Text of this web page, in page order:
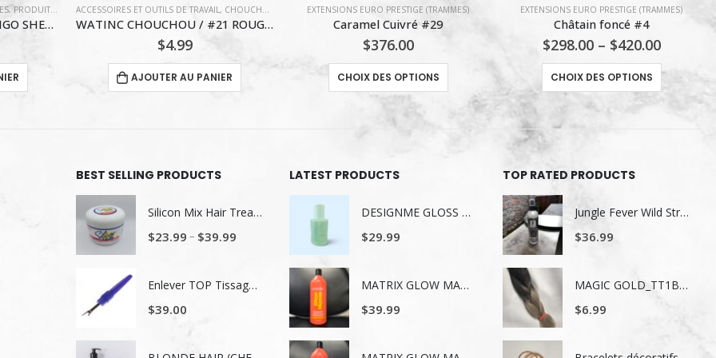
,CHOUCHOU COIFFURE
WATINC CHOUCHOU / #21 ROUGE VALÉRIE
EXTENSIONS EURO PRESTIGE (TRAMMES)
Caramel Cuivré #29
376.00
CHOIX DES OPTIONS
Ce produit a plusieurs variations. Les options peuvent être choisies sur la page du produit
EXTENSIONS EURO PRESTIGE (TRAMMES)
Châtain foncé #4
298.00–$420.00
CHOIX DES OPTIONS
Ce produit a plusieurs variations. Les options peuvent être choisies sur la page du produit
CHOUCHOU
$4.99
AJOUTER AU PANIER
BEST SELLING PRODUCTS
Silicon Mix Hair Treatment
$23.99 – $39.99
Enlever TOP Tissage/ Lavage de tête
$39.00
LATEST PRODUCTS
DESIGNME GLOSS ME SERUM POUR LES CHEVEUX 80ML
$29.99
MATRIX GLOW MANIA SHAMPOING 1LITRE
$39.99
TOP RATED PRODUCTS
Jungle Fever Wild Straight – Fluide Lissant & Thermo-Protecteur – 250 ml
$36.99
MAGIC GOLD_TT1B/D.GRAY
$6.99